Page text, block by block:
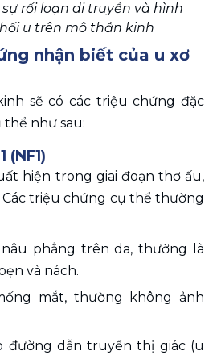
rối loạn di truyền và hình
u trên mô thần kinh
nhận biết của u xơ
sẽ có các triệu chứng đặc
như sau:
(NF1)
hiện trong giai đoạn thơ ấu,
triệu chứng cụ thể thường
phẳng trên da, thường là
và nách.
mắt, thường không ảnh
đường dẫn truyền thị giác (u